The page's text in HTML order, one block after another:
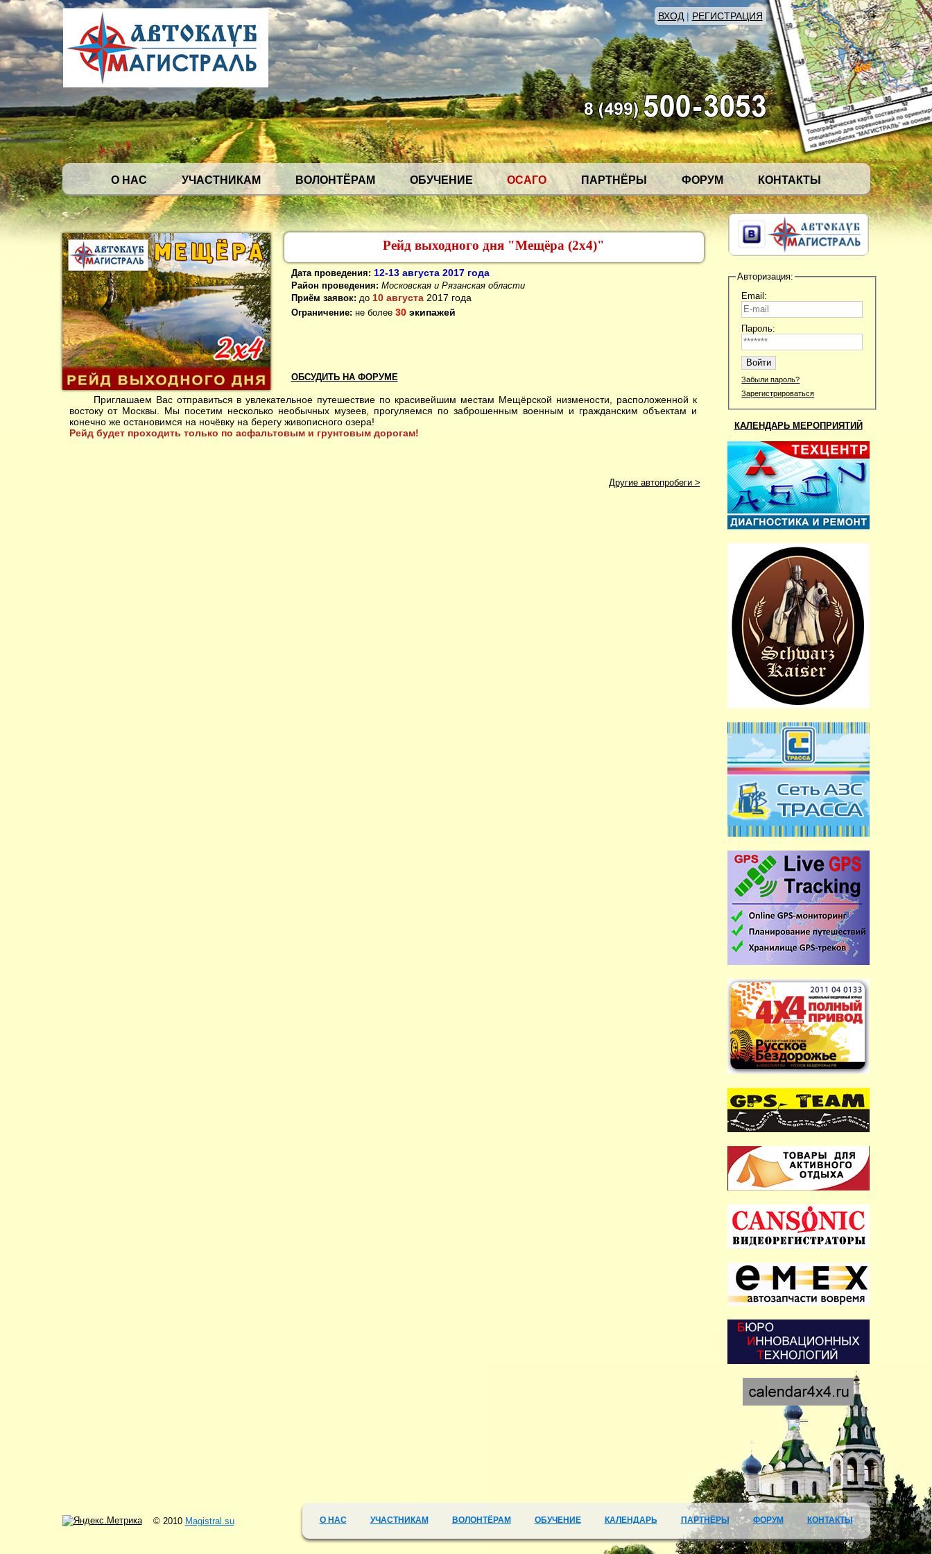
ВХОД| РЕГИСТРАЦИЯ
О НАС УЧАСТНИКАМ ВОЛОНТЁРАМ ОБУЧЕНИЕ ОСАГО ПАРТНЁРЫ ФОРУМ КОНТАКТЫ
Авторизация:
Email:
Пароль:
Забыли пароль?
Зарегистрироваться
КАЛЕНДАРЬ МЕРОПРИЯТИЙ
Рейд выходного дня "Мещёра (2х4)"
Дата проведения: 12-13 августа 2017 года
Район проведения: Московская и Рязанская области
Приём заявок: до10 августа 2017 года
Ограничение: не более 30 экипажей
ОБСУДИТЬ НА ФОРУМЕ
Приглашаем Вас отправиться в увлекательное путешествие по красивейшим местам Мещёрской низмености, расположенной к
востоку от Москвы. Мы посетим несколько необычных музеев, прогуляемся по заброшенным военным и гражданским объектам и
конечно же остановимся на ночёвку на берегу живописного озера!
Рейд будет проходить только по асфальтовым и грунтовым дорогам!
Другие автопробеги >
О НАС УЧАСТНИКАМ ВОЛОНТЁРАМ ОБУЧЕНИЕ КАЛЕНДАРЬ ПАРТНЁРЫ ФОРУМ КОНТАКТЫ
© 2010 Magistral.su